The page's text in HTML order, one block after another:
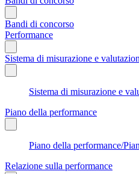
Bandi di concorso
Performance
Sistema di misurazione e
Sistema di misurazione e
Piano della performance
Piano della performance/
Relazione sulla performance